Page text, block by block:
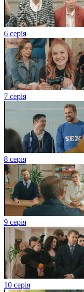
6 серія
7 серія
8 серія
9 серія
10 серія